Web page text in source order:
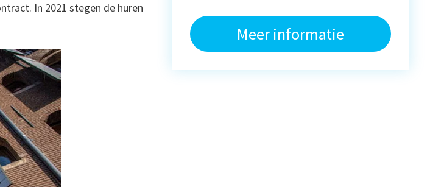
In 2021 stegen de huren
Meer informatie